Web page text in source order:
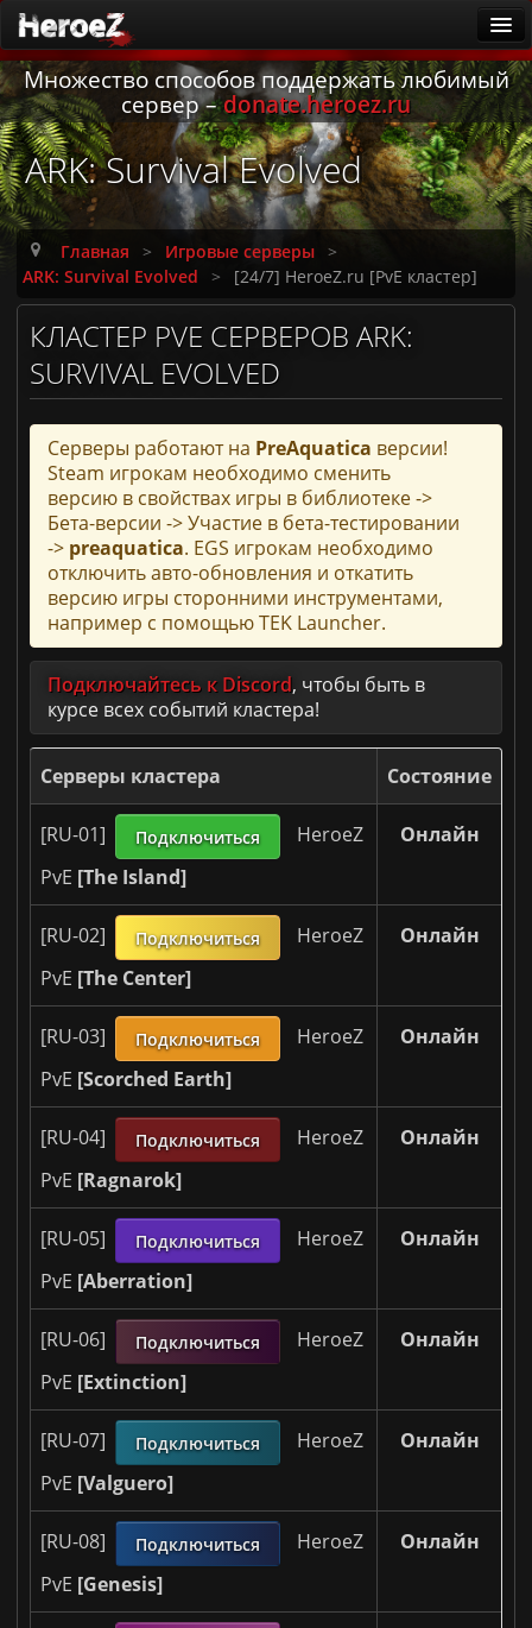
ARK
Новости
Существа
Патчи
Гайды
Калькулятор приручения
Русская локализация
Заметки первопроходцев
Игровые серверы
ARK: Survival Ascended [PvE]
ARK: Survival Evolved [PvE]
Донат
Правила
Множество способов поддержать любимый
сервер –donate.heroez.ru
ARK: Survival Evolved
Главная > Игровые серверы >
ARK: Survival Evolved
> [24/7] HeroeZ.ru [PvE кластер]
КЛАСТЕР PVE СЕРВЕРОВ ARK:
SURVIVAL EVOLVED
Серверы работают на PreAquatica версии!
Steam игрокам необходимо сменить
версию в свойствах игры в библиотеке ->
Бета-версии -> Участие в бета-тестировании
-> preaquatica. EGS игрокам необходимо
отключить авто-обновления и откатить
версию игры сторонними инструментами,
например с помощью TEK Launcher.
Подключайтесь к Discord, чтобы быть в
курсе всех событий кластера!
Серверы кластера Состояние
[RU-01] Подключиться
HeroeZ
PvE [The Island]
Онлайн
[RU-02] Подключиться
HeroeZ
PvE [The Center]
Онлайн
[RU-03] Подключиться
HeroeZ
PvE [Scorched Earth]
Онлайн
[RU-04] Подключиться
HeroeZ
PvE [Ragnarok]
Онлайн
[RU-05] Подключиться
HeroeZ
PvE [Aberration]
Онлайн
[RU-06] Подключиться
HeroeZ
PvE [Extinction]
Онлайн
[RU-07] Подключиться
HeroeZ
PvE [Valguero]
Онлайн
[RU-08] Подключиться
HeroeZ
PvE [Genesis]
Онлайн